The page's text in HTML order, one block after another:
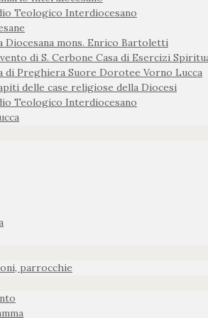
Teologico Interdiocesano
Diocesana mons. Enrico Bartoletti
di S. Cerbone Casa di Esercizi
di Preghiera Suore Dorotee Vorno Lucca
delle case religiose della Diocesi
Teologico Interdiocesano
parrocchie